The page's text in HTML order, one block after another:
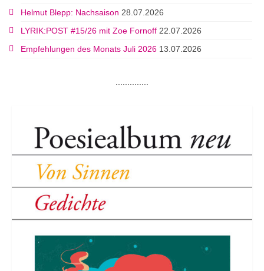
Helmut Blepp: Nachsaison 28.07.2026
LYRIK:POST #15/26 mit Zoe Fornoff 22.07.2026
Empfehlungen des Monats Juli 2026 13.07.2026